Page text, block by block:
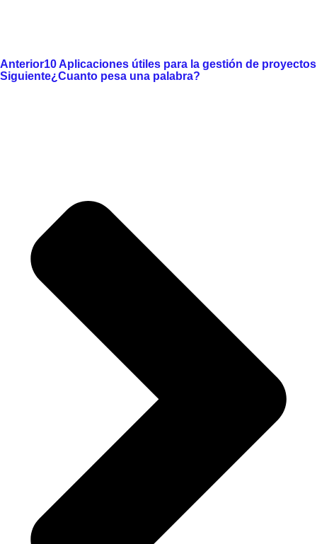
Anterior10 Aplicaciones útiles para la gestión de proyectos
Siguiente¿Cuanto pesa una palabra?